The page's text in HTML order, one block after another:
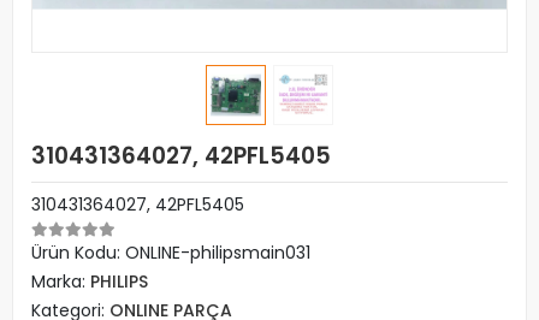
310431364027, 42PFL5405
310431364027, 42PFL5405
Ürün Kodu: ONLINE-philipsmain031
Marka: PHILIPS
Kategori: ONLINE PARÇA